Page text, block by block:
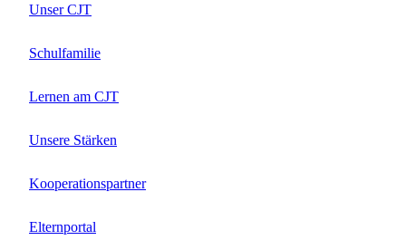
Unser CJT
Schulfamilie
Lernen am CJT
Unsere Stärken
Kooperationspartner
Elternportal